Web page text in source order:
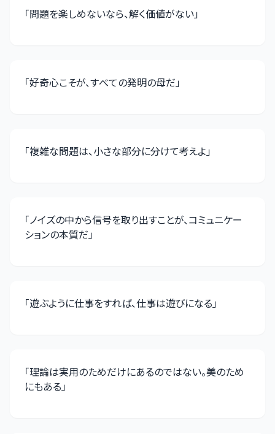
「問題を楽しめないなら、解く価値がない」
「好奇心こそが、すべての発明の母だ」
「複雑な問題は、小さな部分に分けて考えよ」
「ノイズの中から信号を取り出すことが、コミュニケー
ションの本質だ」
「遊ぶように仕事をすれば、仕事は遊びになる」
「理論は実用のためだけにあるのではない。美のため
にもある」